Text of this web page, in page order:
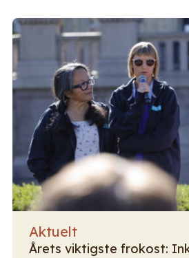
Aktuelt
Årets viktigste frokost: